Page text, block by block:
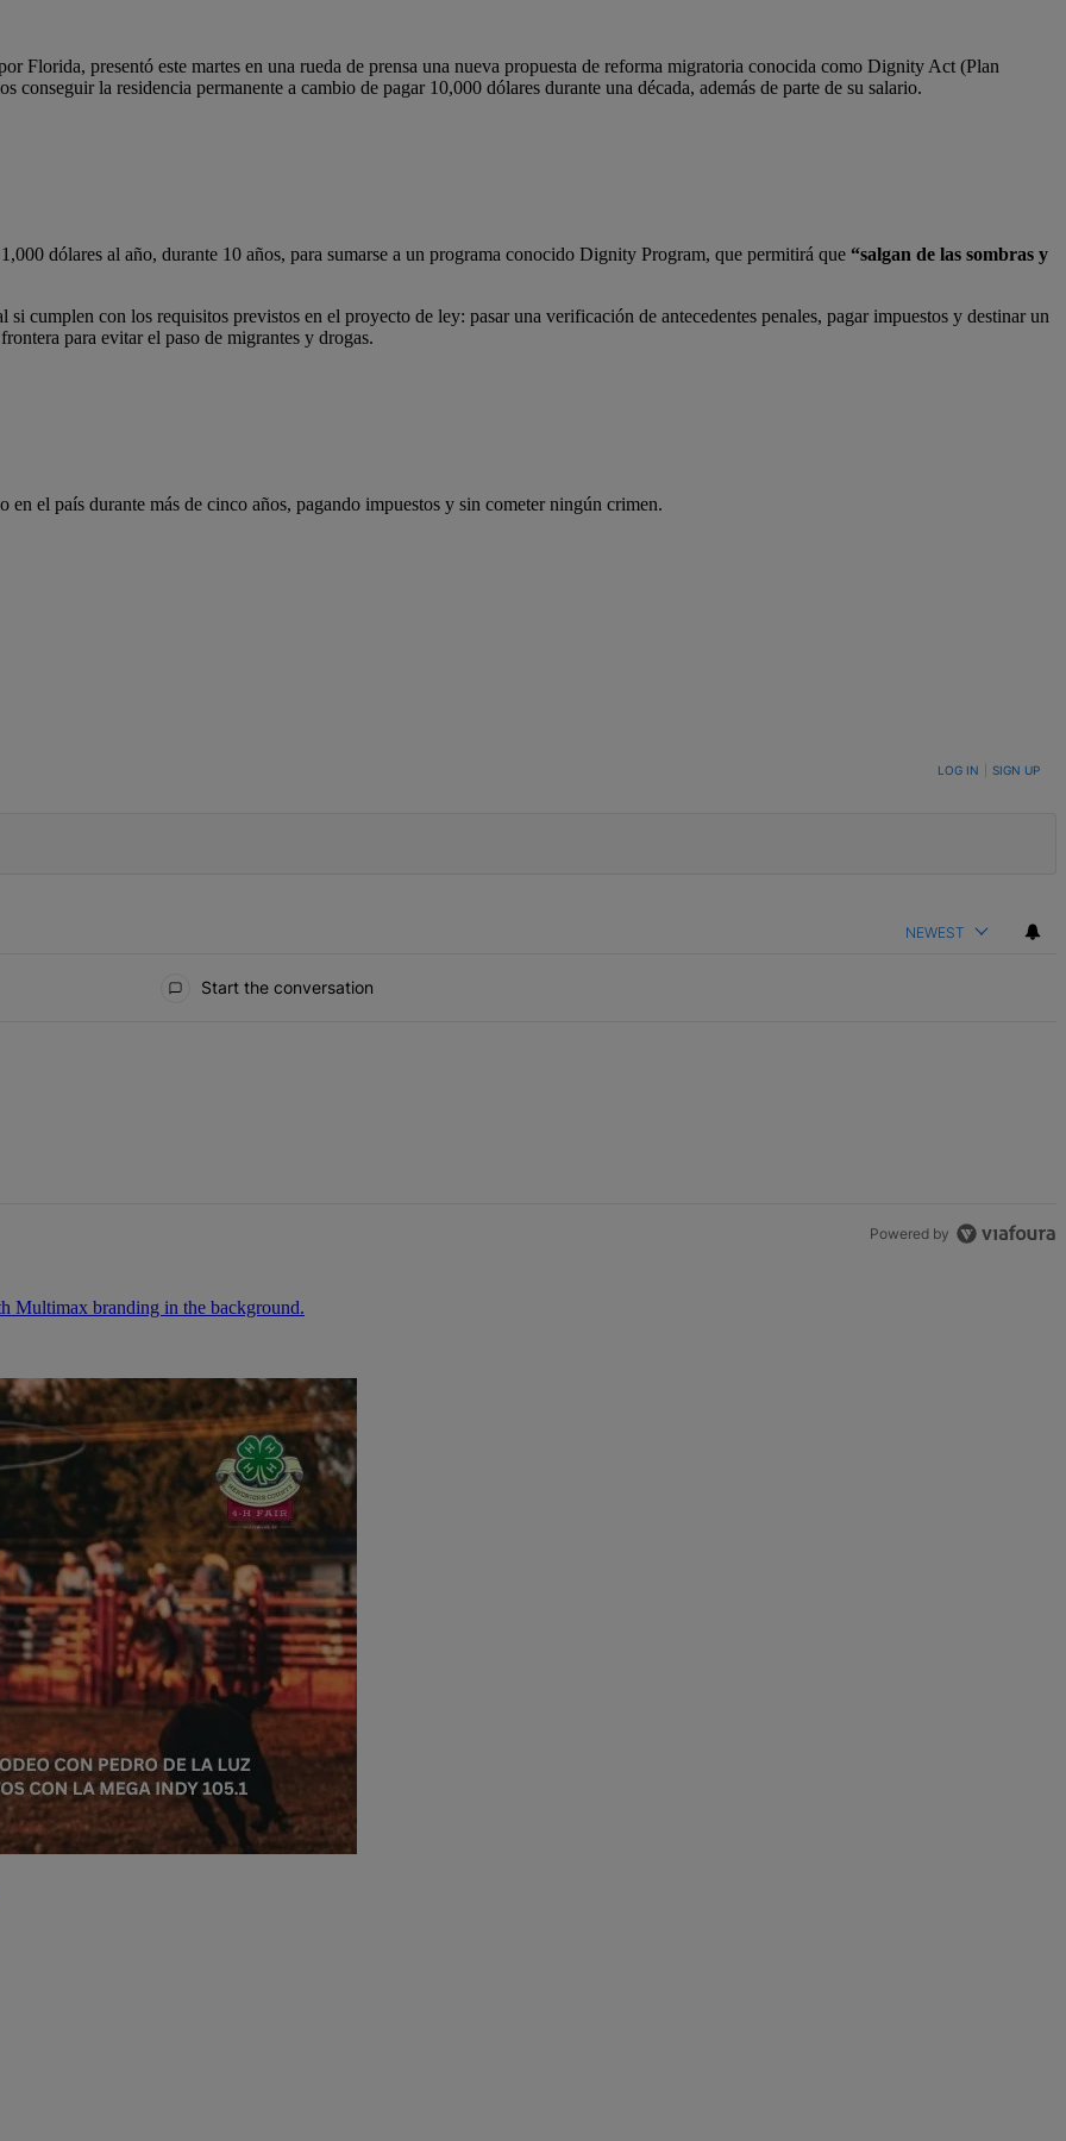
Florida, presentó este martes en una rueda de prensa una nueva propuesta de reforma migratoria conocida como Dignity Act (Plan
la residencia permanente a cambio de pagar 10,000 dólares durante una década, además de parte de su salario.
dólares al año, durante 10 años, para sumarse a un programa conocido Dignity Program, que permitirá que “salgan de las sombras y
cumplen con los requisitos previstos en el proyecto de ley: pasar una verificación de antecedentes penales, pagar impuestos y destinar un
para evitar el paso de migrantes y drogas.
el país durante más de cinco años, pagando impuestos y sin cometer ningún crimen.
WHEN NEW COMMENTS ARE POSTED LOG IN SIGN UP
NEWEST
Start the conversation
Powered by